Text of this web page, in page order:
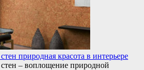
природная красота в интерьере
– воплощение природной